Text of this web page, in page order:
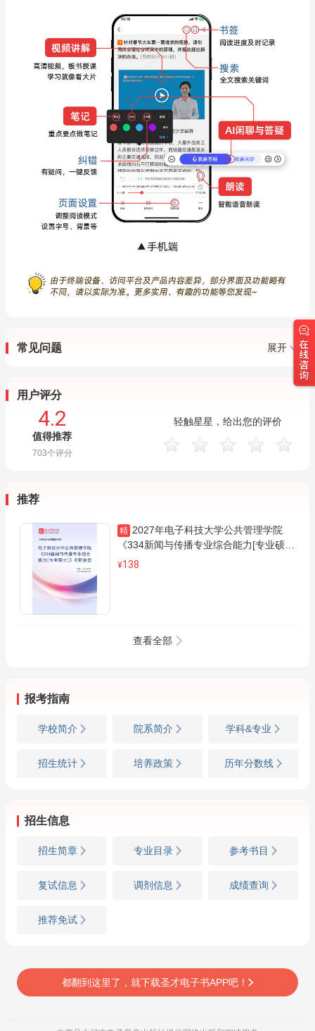
常见问题 展开
用户评分
4.2
值得推荐
703个评分
轻触星星，给出您的评价
推荐
精 2027年电子科技大学公共管理学院
《334新闻与传播专业综合能力[专业硕
士]》考研全套
¥138
查看全部
报考指南
学校简介 院系简介 学科&专业
招生统计 培养政策 历年分数线
招生信息
招生简章 专业目录 参考书目
复试信息 调剂信息 成绩查询
推荐免试
都翻到这里了，就下载圣才电子书APP吧！